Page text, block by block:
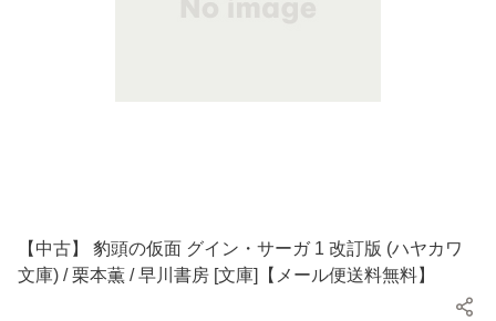
【中古】 豹頭の仮面 グイン・サーガ 1 改訂版 (ハヤカワ
文庫) / 栗本薫 / 早川書房 [文庫]【メール便送料無料】